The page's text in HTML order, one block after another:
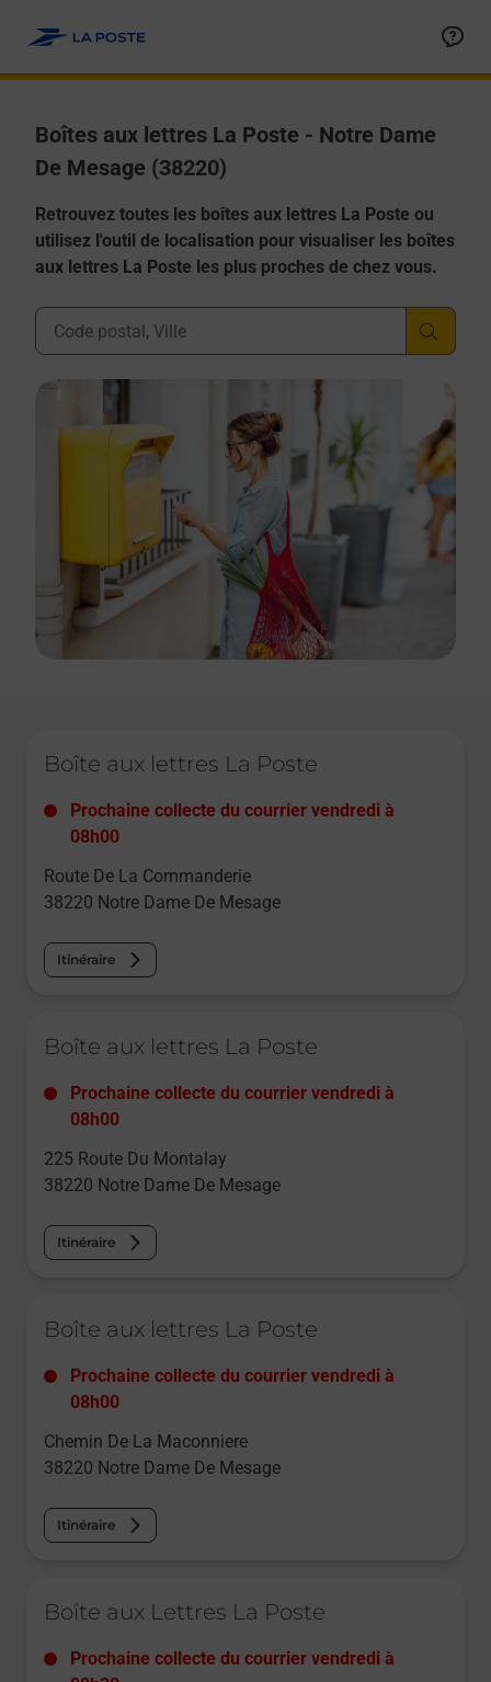
Boîtes aux lettres La Poste - Notre Dame
De Mesage (38220)
Retrouvez toutes les boîtes aux lettres La Poste ou
utilisez l'outil de localisation pour visualiser les boîtes
aux lettres La Poste les plus proches de chez vous.
Ville, Département, Code Postal
Boîte aux lettres La Poste
Prochaine collecte du courrier vendredi à
08h00
Route De La Commanderie
38220 Notre Dame De Mesage
Itinéraire
Boîte aux lettres La Poste
Prochaine collecte du courrier vendredi à
08h00
225 Route Du Montalay
38220 Notre Dame De Mesage
Itinéraire
Boîte aux lettres La Poste
Prochaine collecte du courrier vendredi à
08h00
Chemin De La Maconniere
38220 Notre Dame De Mesage
Itinéraire
Boîte aux Lettres La Poste
Prochaine collecte du courrier vendredi à